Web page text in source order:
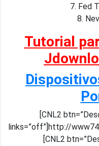
7. Fed
8.
Tutorial
[CNL2
links=”off”]http://
[CNL2